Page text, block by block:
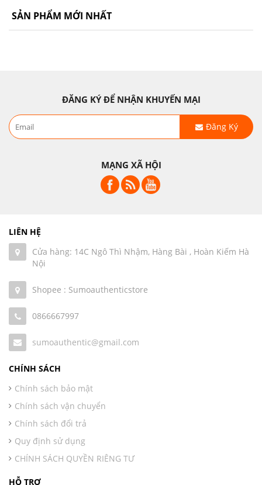
SẢN PHẨM MỚI NHẤT
ĐĂNG KÝ ĐỂ NHẬN KHUYẾN MẠI
Đăng Ký
MẠNG XÃ HỘI
LIÊN HỆ
Cửa hàng: 14C Ngô Thì Nhậm, Hàng Bài , Hoàn Kiếm Hà
Nội
Shopee : Sumoauthenticstore
0866667997
sumoauthentic@gmail.com
CHÍNH SÁCH
Chính sách bảo mật
Chính sách vận chuyển
Chính sách đổi trả
Quy định sử dụng
CHÍNH SÁCH QUYỀN RIÊNG TƯ
HỖ TRỢ